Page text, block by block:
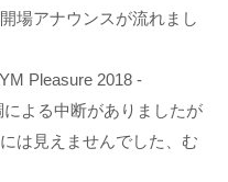
場アナウンスが流れまし
Pleasure 2018 -
よる中断がありましたが
は見えませんでした、む